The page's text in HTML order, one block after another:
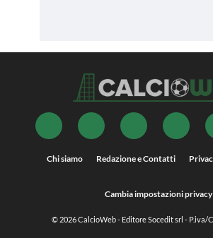
Chi siamo Redazione e Contatti
Cambia impostazioni privacy
© 2026CalcioWeb- Editore Socedit srl - P.iva/